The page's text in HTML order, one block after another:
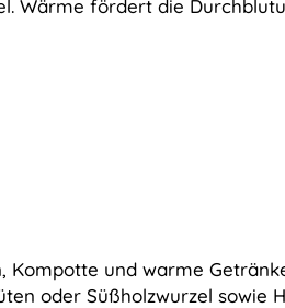
Wärme fördert die
Kompotte und warme
oder Süßholzwurzel sowie